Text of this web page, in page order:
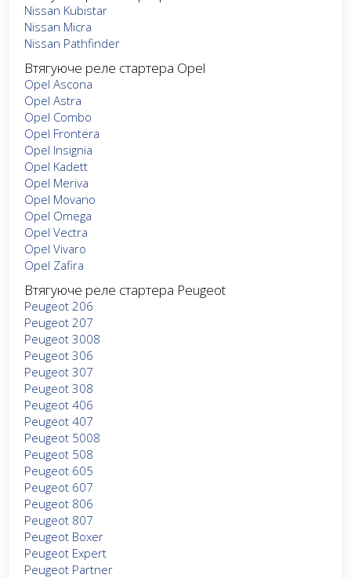
Nissan Kubistar
Nissan Micra
Nissan Pathfinder
Втягуюче реле стартера Opel
Opel Ascona
Opel Astra
Opel Combo
Opel Frontera
Opel Insignia
Opel Kadett
Opel Meriva
Opel Movano
Opel Omega
Opel Vectra
Opel Vivaro
Opel Zafira
Втягуюче реле стартера Peugeot
Peugeot 206
Peugeot 207
Peugeot 3008
Peugeot 306
Peugeot 307
Peugeot 308
Peugeot 406
Peugeot 407
Peugeot 5008
Peugeot 508
Peugeot 605
Peugeot 607
Peugeot 806
Peugeot 807
Peugeot Boxer
Peugeot Expert
Peugeot Partner